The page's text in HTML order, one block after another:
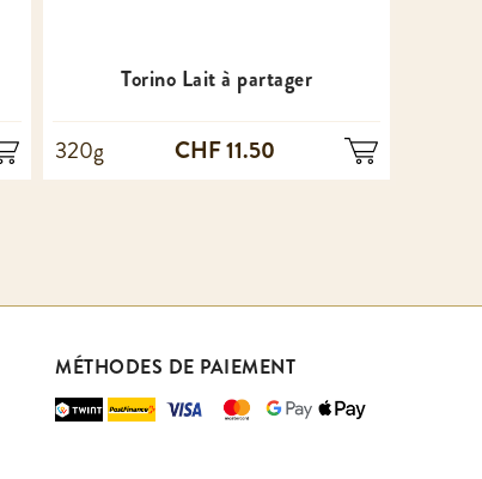
Torino Lait à partager
320g CHF 11.50
MÉTHODES DE PAIEMENT